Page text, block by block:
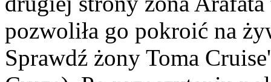
pozwoliła go pokroić na
Sprawdź żony Toma